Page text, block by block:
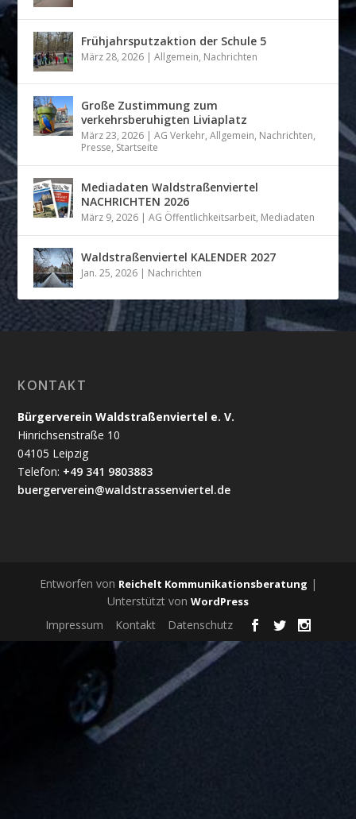
Frühjahrsputzaktion der Schule 5
März 28, 2026 |Allgemein, Nachrichten
Große Zustimmung zum
verkehrsberuhigten Liviaplatz
März 23, 2026 |AG Verkehr,Allgemein, Nachrichten,
Presse, Startseite
Mediadaten Waldstraßenviertel
NACHRICHTEN 2026
März 9, 2026 |AG Öffentlichkeitsarbeit, Mediadaten
Waldstraßenviertel KALENDER 2027
Jan. 25, 2026 | Nachrichten
KONTAKT
Bürgerverein Waldstraßenviertel e. V.
Hinrichsenstraße 10
04105 Leipzig
Telefon: +49 341 9803883
buergerverein@waldstrassenviertel.de
Entworfen von Reichelt Kommunikationsberatung |
Unterstützt von WordPress
Impressum Kontakt Datenschutz